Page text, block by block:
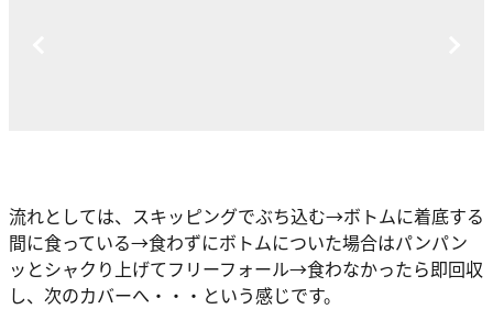
流れとしては、
スキッピングでぶち込む→ボトムに着底する
間に食っている→食わずにボトムについた場合はパンパン
ッとシャクり上げてフリーフォール→食わなかったら即回収
し、次のカバーへ・・・ という感じです。